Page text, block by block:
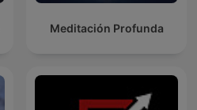
Meditación Profunda